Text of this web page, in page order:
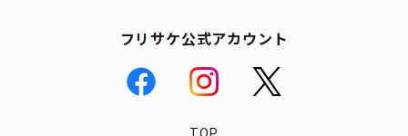
フリサケ公式アカウント